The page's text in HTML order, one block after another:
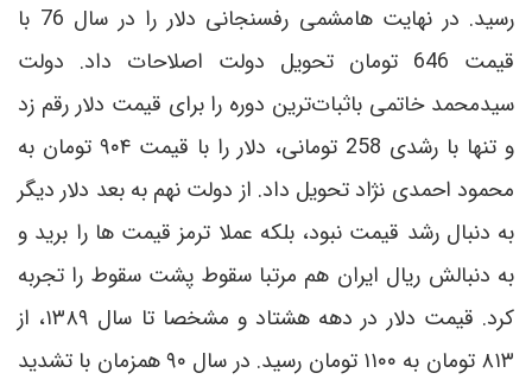
رسید. در نهایت هامشمی رفسنجانی دلار را در سال 76 با
قیمت 646 تومان تحویل دولت اصلاحات داد. دولت
سیدمحمد خاتمی باثبات‌ترین دوره را برای قیمت دلار رقم زد
و تنها با رشدی 258 تومانی، دلار را با قیمت ۹۰۴ تومان به
محمود احمدی نژاد تحویل داد. از دولت نهم به بعد دلار دیگر
به دنبال رشد قیمت نبود، بلکه عملا ترمز قیمت ها را برید و
به دنبالش ریال ایران هم مرتبا سقوط پشت سقوط را تجربه
کرد. قیمت دلار در دهه هشتاد و مشخصا تا سال ۱۳۸۹، از
۸۱۳ تومان به ۱۱۰۰ تومان رسید. در سال ۹۰ همزمان با تشدید